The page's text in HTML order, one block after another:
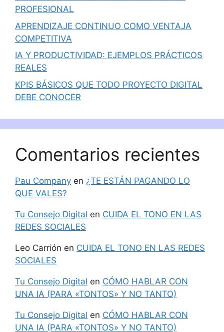
PROFESIONAL
APRENDIZAJE CONTINUO COMO VENTAJA
COMPETITIVA
IA Y PRODUCTIVIDAD: EJEMPLOS PRÁCTICOS
REALES
KPIS BÁSICOS QUE TODO PROYECTO DIGITAL
DEBE CONOCER
Comentarios recientes
Pau Company en ¿TE ESTÁN PAGANDO LO
QUE VALES?
Tu Consejo Digital en CUIDA EL TONO EN LAS
REDES SOCIALES
Leo Carrión en CUIDA EL TONO EN LAS REDES
SOCIALES
Tu Consejo Digital en CÓMO HABLAR CON
UNA IA (PARA «TONTOS» Y NO TANTO)
Tu Consejo Digital en CÓMO HABLAR CON
UNA IA (PARA «TONTOS» Y NO TANTO)